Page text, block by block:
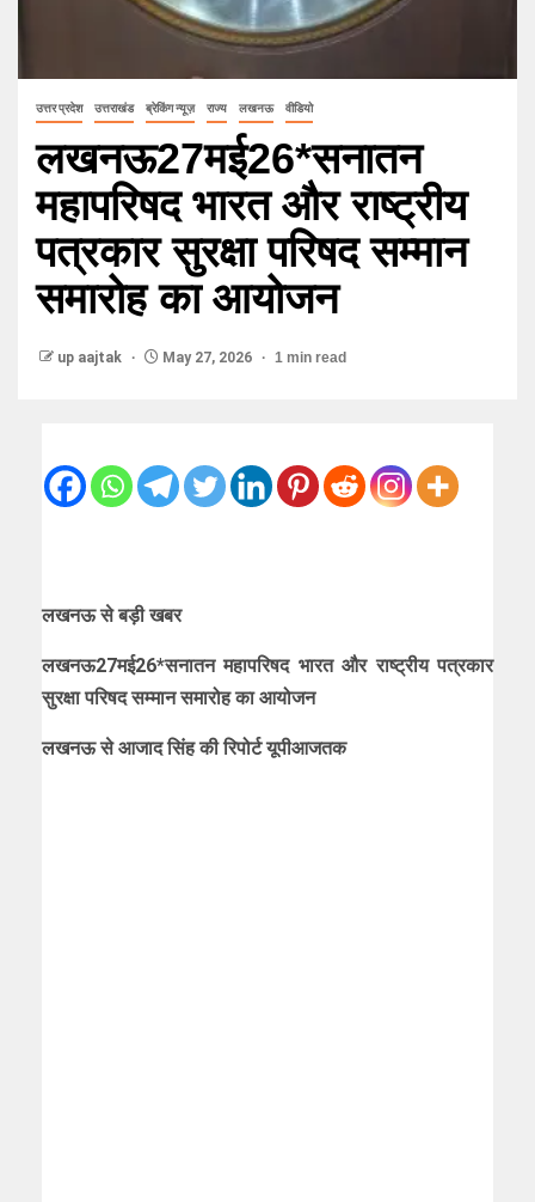
उत्तर प्रदेश उत्तराखंड ब्रेकिंग न्यूज़ राज्य लखनऊ वीडियो
लखनऊ27मई26*सनातन
महापरिषद भारत और राष्ट्रीय
पत्रकार सुरक्षा परिषद सम्मान
समारोह का आयोजन
up aajtak May 27, 2026 1 min read
लखनऊ से बड़ी खबर
लखनऊ27मई26*सनातन महापरिषद भारत और राष्ट्रीय पत्रकार
सुरक्षा परिषद सम्मान समारोह का आयोजन
लखनऊ से आजाद सिंह की रिपोर्ट यूपीआजतक